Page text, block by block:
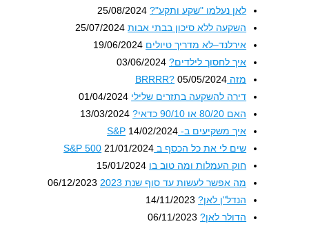
לאן נעלמו "שקע ותקע"? 25/08/2024
השקעה ללא סיכון בבתי אבות 25/07/2024
אירלנד–לא מדריך טיולים 19/06/2024
איך לחסוך לילדים? 03/06/2024
05/05/2024
דירה להשקעה בתזרים שלילי 01/04/2024
13/03/2024
איך משקיעים ב- S&P14/02/2024
שים לי את כל הכסף ב S&P 50021/01/2024
חוק העמלות ומה טוב בו 15/01/2024
מה אפשר לעשות עד סוף שנת 2023
06/12/2023
הנדל"ן לאן? 14/11/2023
הדולר לאן? 06/11/2023